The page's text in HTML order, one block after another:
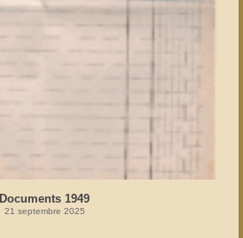
Documents 1949
21 septembre 2025